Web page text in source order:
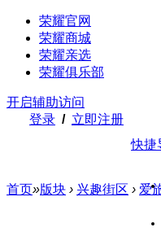
荣耀官网
荣耀商城
荣耀亲选
荣耀俱乐部
开启辅助访问
登录 / 立即注册
快捷
首页»版块 › 兴趣街区 › 爱